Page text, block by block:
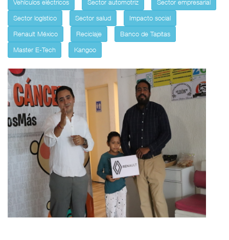
Vehículos eléctricos Sector automotriz
Sector empresarial
Sector logístico
Sector salud
Impacto social
Renault México
Reciclaje
Banco de Tapitas
Master E-Tech
Kangoo